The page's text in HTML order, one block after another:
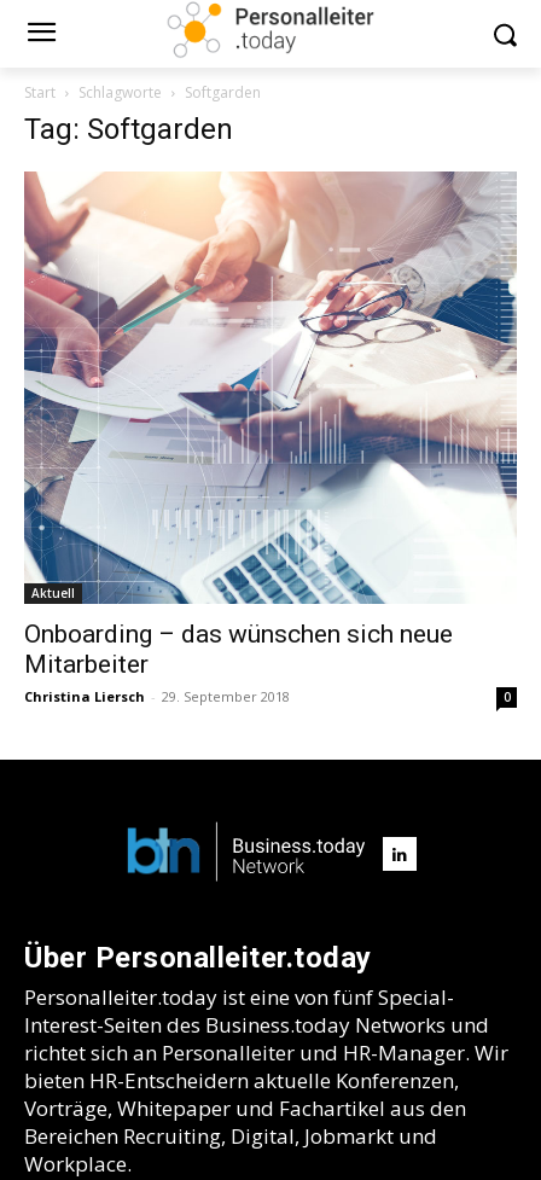
Start Schlagworte Softgarden
Tag: Softgarden
Aktuell
Onboarding – das wünschen sich neue
Mitarbeiter
Christina Liersch - 29. September 2018 0
Über Personalleiter.today
Personalleiter.today ist eine von fünf Special-
Interest-Seiten des Business.today Networks und
richtet sich an Personalleiter und HR-Manager. Wir
bieten HR-Entscheidern aktuelle Konferenzen,
Vorträge, Whitepaper und Fachartikel aus den
Bereichen Recruiting, Digital, Jobmarkt und
Workplace.